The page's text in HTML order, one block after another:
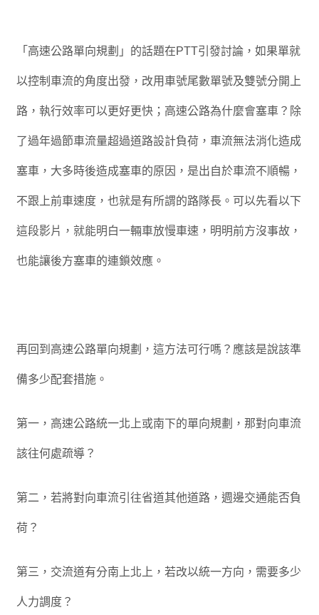
「 高速公路單向規劃 」的話題在PTT引發討論，如果單就
以控制車流的角度出發，改用車號尾數單號及雙號分開上
路，執行效率可以更好更快； 高速公路為什麼會塞車？除
了過年過節車流量超過道路設計負荷，車流無法消化造成
塞車，大多時後造成塞車的原因，是出自於車流不順暢，
不跟上前車速度，也就是有所謂的路隊長。可以先看以下
這段影片，就能明白一輛車放慢車速，明明前方沒事故，
也能讓後方塞車的連鎖效應。
再回到高速公路單向規劃，這方法可行嗎？應該是說該準
備多少配套措施。
第一，高速公路統一北上或南下的單向規劃，那對向車流
該往何處疏導？
第二，若將對向車流引往省道其他道路，週邊交通能否負
荷？
第三，交流道有分南上北上，若改以統一方向，需要多少
人力調度？